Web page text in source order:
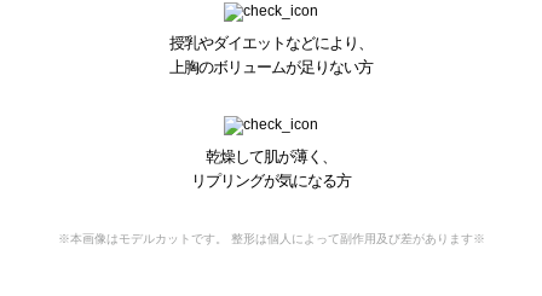
授乳やダイエットなどにより、
上胸のボリュームが足りない方
乾燥して肌が薄く、
リプリングが気になる方
※本画像はモデルカットです。 整形は個人によって副作用及び差があります※